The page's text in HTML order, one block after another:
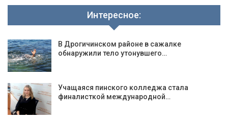
Интересное:
В Дрогичинском районе в сажалке
обнаружили тело утонувшего…
Учащаяся пинского колледжа стала
финалисткой международной…